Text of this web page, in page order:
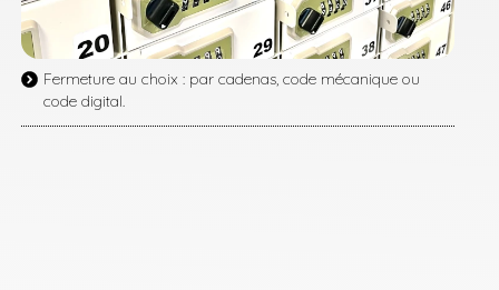
Fermeture au choix : par cadenas, code mécanique ou
code digital.